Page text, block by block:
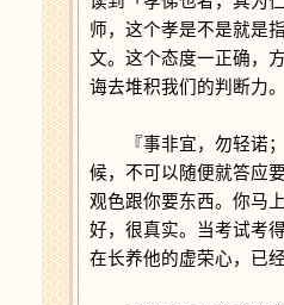
师，这个孝是不是就是
文。这个态度一正确，
诲去堆积我们的判断力。
『事非宜，勿轻诺；
候，不可以随便就答应
观色跟你要东西。你马
好，很真实。当考试考
在长养他的虚荣心，已